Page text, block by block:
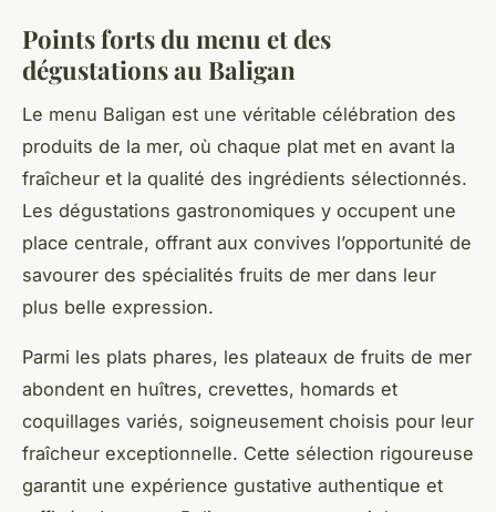
Points forts du menu et des
dégustations au Baligan
Le menu Baligan est une véritable célébration des
produits de la mer, où chaque plat met en avant la
fraîcheur et la qualité des ingrédients sélectionnés.
Les dégustations gastronomiques y occupent une
place centrale, offrant aux convives l’opportunité de
savourer des spécialités fruits de mer dans leur
plus belle expression.
Parmi les plats phares, les plateaux de fruits de mer
abondent en huîtres, crevettes, homards et
coquillages variés, soigneusement choisis pour leur
fraîcheur exceptionnelle. Cette sélection rigoureuse
garantit une expérience gustative authentique et